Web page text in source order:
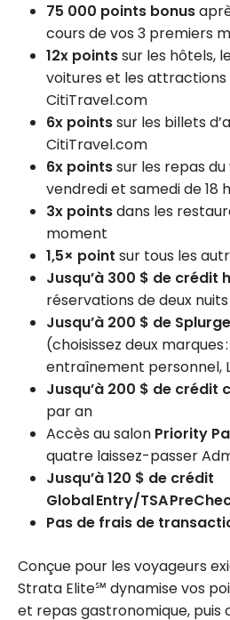
75 000 points bonus
cours de vos 3 premiers
12x pointssur les hôtels,
voitures et les attractions
CitiTravel.com
6x pointssur les billets
CitiTravel.com
6x pointssur les repas
vendredi et samedi de 18
3x pointsdans les
moment
1,5× point sur tous les
Jusqu’à 300 $ de crédit
réservations de deux
Jusqu’à 200 $ de
(choisissez deux marques
entraînement personnel,
Jusqu’à 200 $ de crédit
par an
Accès au salon Priority
quatre laissez-passer
Jusqu’à 120 $ de crédit
Global Entry/TSA
Pas de frais de
Conçue pour les voyageurs
Strata Elite℠ dynamise vos
et repas gastronomique, puis